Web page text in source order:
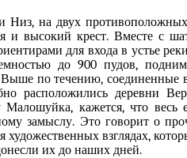
Низ, на двух
и высокий крест. Вместе с
для входа в устье
до 900 пудов,
Выше по течению, соединенные
расположились деревни
кажется, что весь
замыслу. Это говорит о
взглядах,
их до наших дней.